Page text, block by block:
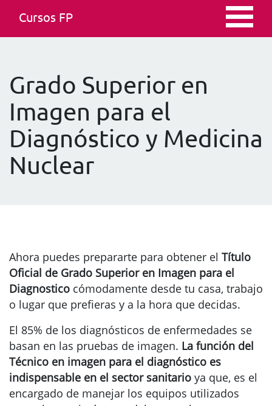
Cursos FP
Grado Superior en
Imagen para el
Diagnóstico y Medicina
Nuclear
Ahora puedes prepararte para obtener el Título
Oficial de Grado Superior en Imagen para el
Diagnostico cómodamente desde tu casa, trabajo
o lugar que prefieras y a la hora que decidas.
El 85% de los diagnósticos de enfermedades se
basan en las pruebas de imagen. La función del
Técnico en imagen para el diagnóstico es
indispensable en el sector sanitario ya que, es el
encargado de manejar los equipos utilizados